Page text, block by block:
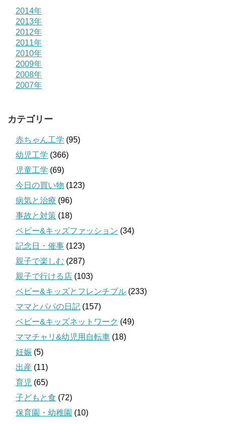
2014年
2013年
2012年
2011年
2010年
2009年
2008年
2007年
カテゴリー
赤ちゃん工学 (95)
幼児工学 (366)
児童工学 (69)
今日の買い物 (123)
病気と治療 (96)
事故と対策 (18)
ベビー&キッズファッション (34)
記念日・催事 (123)
親子で楽しむ (287)
親子で行ける店 (103)
ベビー&キッズとフレンチブル (233)
ママとパパの日記 (157)
ベビー&キッズネットワーク (49)
ママチャリ&幼児用自転車 (18)
妊娠 (5)
出産 (11)
育児 (65)
子どもと食 (72)
保育園・幼稚園 (10)